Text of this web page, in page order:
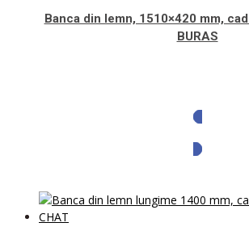
Banca din lemn, 1510×420 mm,
BURAS